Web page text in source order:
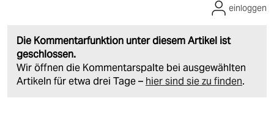
Die Kommentarfunktion unter diesem Artikel ist
geschlossen.
Wir öffnen die Kommentarspalte bei ausgewählten
Artikeln für etwa drei Tage – hier sind sie zu finden.
einloggen